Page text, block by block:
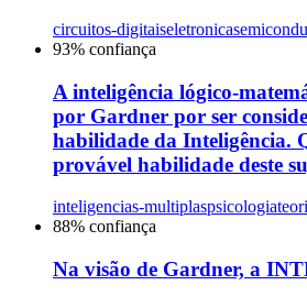
circuitos-digitaiseletronica
93% confiança
A inteligência lógico-
por Gardner por ser
habilidade da Inteligência.
provável habilidade deste
inteligencias-multiplaspsicologia
88% confiança
Na visão de Gardner, a